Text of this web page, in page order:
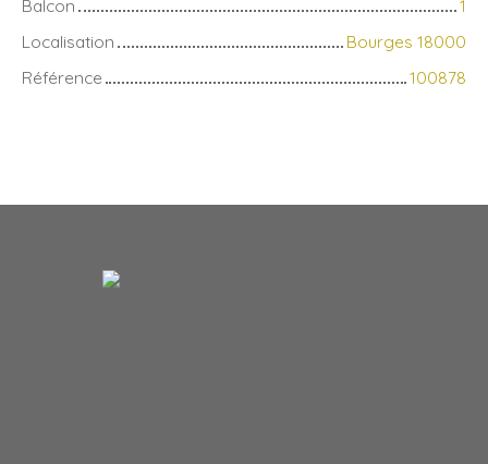
Balcon
1
Localisation
Bourges 18000
Référence
100878